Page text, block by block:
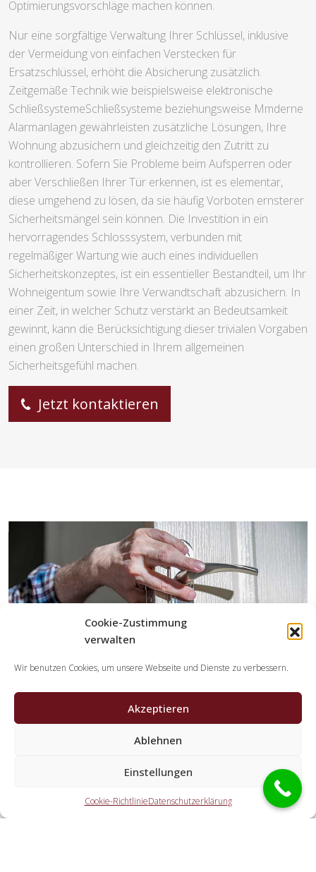
Cookie-Zustimmung
verwalten
Wir benutzen Cookies, um unsere Webseite und Dienste zu verbessern.
Akzeptieren
Ablehnen
Einstellungen
Cookie-RichtlinieDatenschutzerklärung
Optimierungsvorschläge machen können.
Nur eine sorgfältige Verwaltung Ihrer Schlüssel, inklusive
der Vermeidung von einfachen Verstecken für
Ersatzschlüssel, erhöht die Absicherung zusätzlich.
Zeitgemäße Technik wie beispielsweise elektronische
SchließsystemeSchließsysteme beziehungsweise Mmderne
Alarmanlagen gewährleisten zusätzliche Lösungen, Ihre
Wohnung abzusichern und gleichzeitig den Zutritt zu
kontrollieren. Sofern Sie Probleme beim Aufsperren oder
aber Verschließen Ihrer Tür erkennen, ist es elementar,
diese umgehend zu lösen, da sie häufig Vorboten ernsterer
Sicherheitsmängel sein können. Die Investition in ein
hervorragendes Schlosssystem, verbunden mit
regelmäßiger Wartung wie auch eines individuellen
Sicherheitskonzeptes, ist ein essentieller Bestandteil, um Ihr
Wohneigentum sowie Ihre Verwandtschaft abzusichern. In
einer Zeit, in welcher Schutz verstärkt an Bedeutsamkeit
gewinnt, kann die Berücksichtigung dieser trivialen Vorgaben
einen großen Unterschied in Ihrem allgemeinen
Sicherheitsgefühl machen.
Jetzt kontaktieren
Welche Tätigkeiten erledigen die Partner der
Die Partner übernehmen alle Leistungen, die Sie von einem